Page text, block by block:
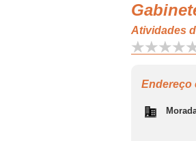
Atividades
Endereço